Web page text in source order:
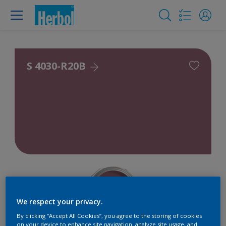
S 4030-R20B
We respect your privacy.
By clicking “Accept All Cookies”, you agree to the storing of cookies
on your device to enhance site navigation, analyze site usage, and